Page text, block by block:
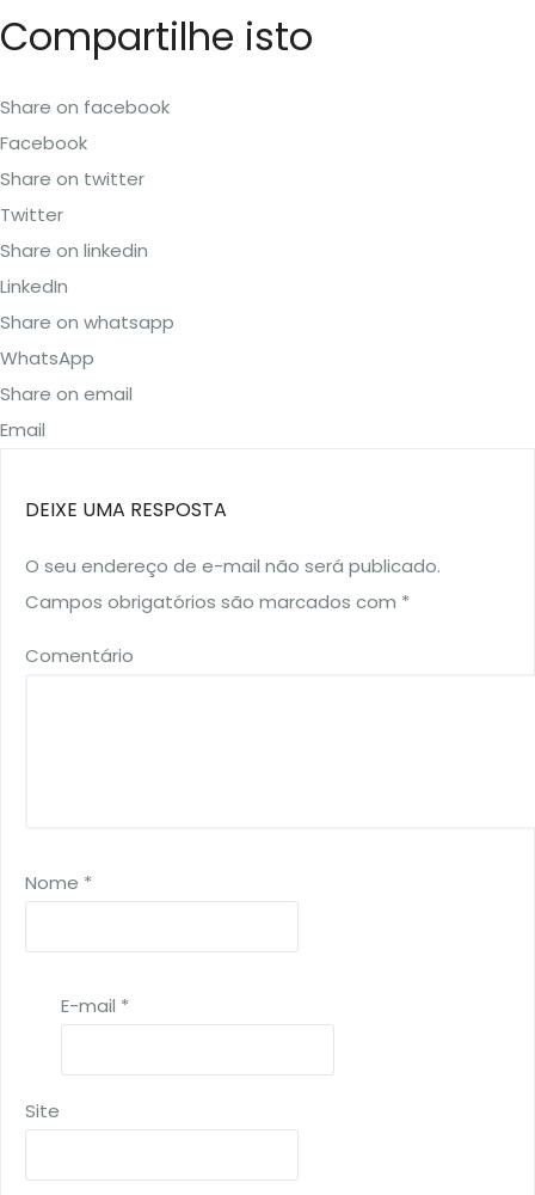
Compartilhe isto
Share on facebook
Facebook
Share on twitter
Twitter
Share on linkedin
LinkedIn
Share on whatsapp
WhatsApp
Share on email
Email
DEIXE UMA RESPOSTA
O seu endereço de e-mail não será publicado.
Campos obrigatórios são marcados com *
Comentário
Nome *
E-mail *
Site